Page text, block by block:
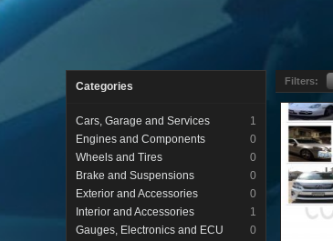
Categories
Cars, Garage and Services
1
Engines and Components
0
Wheels and Tires
0
Brake and Suspensions
0
Exterior and Accessories
0
Interior and Accessories
1
Gauges, Electronics and ECU
0
Filters: